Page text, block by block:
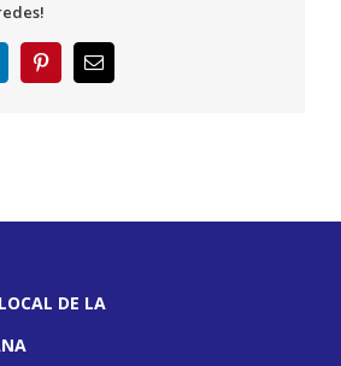
PinterestCorreo
electrónico
DE LA